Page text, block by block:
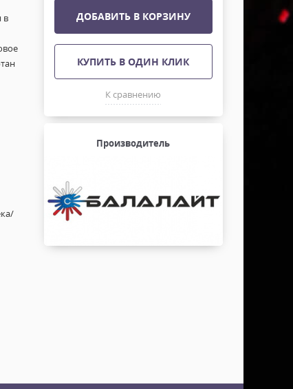
в
ДОБАВИТЬ В КОРЗИНУ
КУПИТЬ В ОДИН КЛИК
К сравнению
Производитель